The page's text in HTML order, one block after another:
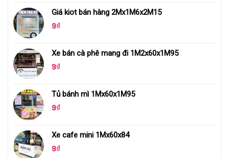
Giá kiot bán hàng 2Mx1M6x2M15
9₫
Xe bán cà phê mang đi 1M2x60x1M95
9₫
Tủ bánh mì 1Mx60x1M95
9₫
Xe cafe mini 1Mx60x84
9₫